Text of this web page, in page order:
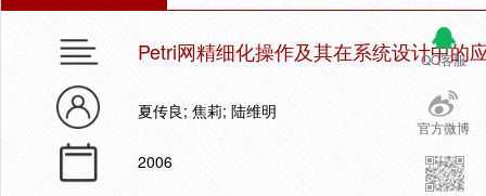
QQ客服
官方微博
Petri网精细化操作及其在系统设计中的
夏传良; 焦莉; 陆维明
2006